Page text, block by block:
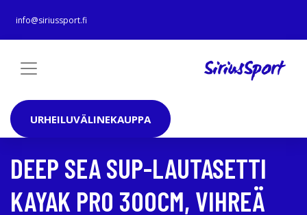
info@siriussport.fi
URHEILUVÄLINEKAUPPA
DEEP SEA SUP-LAUTASETTI
KAYAK PRO 300CM, VIHREÄ